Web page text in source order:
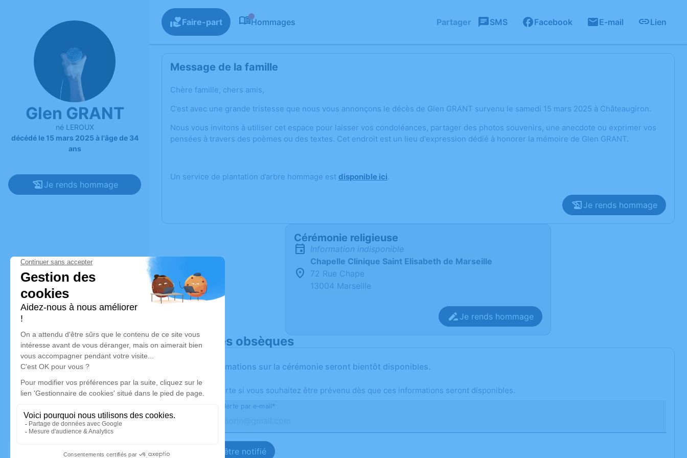
Glen GRANT
né LEROUX
décédé le 15 mars 2025 à l'âge de 34
ans
Je rends hommage
Faire-part Hommages Partager SMS Facebook E-mail Lien
Message de la famille
Chère famille, chers amis,
C’est avec une grande tristesse que nous vous annonçons le décès de Glen GRANT survenu le samedi 15 mars 2025 à Châteaugiron.
Nous vous invitons à utiliser cet espace pour laisser vos condoléances, partager des photos souvenirs, une anecdote ou exprimer vos
pensées à travers des poèmes ou des textes. Cet endroit est un lieu d'expression dédié à honorer la mémoire de Glen GRANT.
Un service de plantation d’arbre hommage est disponible ici.
Je rends hommage
Cérémonie religieuse
Information indisponible
Chapelle Clinique Saint Elisabeth de Marseille
72 Rue Chape
13004 Marseille
Je rends hommage
Déroulé des obsèques
Les informations sur la cérémonie seront bientôt disponibles.
Activez une alerte si vous souhaitez être prévenu dès que ces informations seront disponibles.
Recevoir une alerte par e-mail*
Je veux être notifié